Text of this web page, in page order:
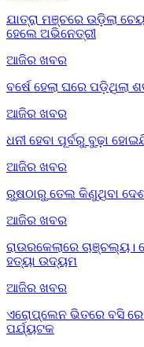
ଯାତ୍ରା ମଞ୍ଚରେ ଉଡ଼ିଲା
ହେଲେ ଅଭିନେତ୍ରୀ
ଆଜିର ଖବର
ବର୍ଷେ ହେଲା ଘରେ ପଡ଼ିଥିଲା
ଆଜିର ଖବର
ଧନୀ ହେବା ପୂର୍ବରୁ ବୁଢ଼ା
ଆଜିର ଖବର
ରୁଷଠାରୁ ତେଲ କିଣୁଥିବା
ଆଜିର ଖବର
ରାଉରକେଲାରେ
ହତ୍ୟା ଉଦ୍ୟମ
ଆଜିର ଖବର
ଏରୋପ୍ଲେନ ଭିତରେ ବସି
ପର୍ଯ୍ୟଟକ